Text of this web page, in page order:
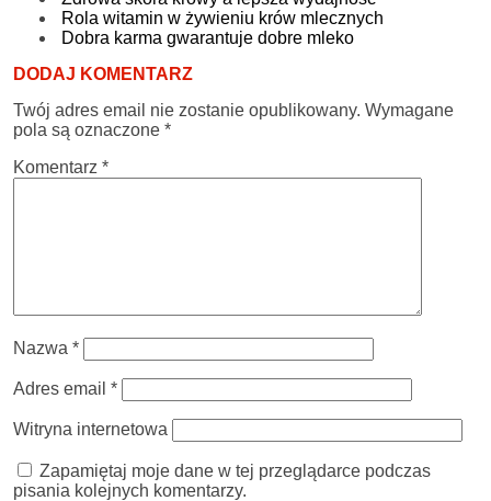
Rola witamin w żywieniu krów mlecznych
Dobra karma gwarantuje dobre mleko
DODAJ KOMENTARZ
Twój adres email nie zostanie opublikowany. Wymagane
pola są oznaczone *
Komentarz *
Nazwa *
Adres email *
Witryna internetowa
Zapamiętaj moje dane w tej przeglądarce podczas
pisania kolejnych komentarzy.